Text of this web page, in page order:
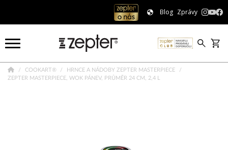
Blog Zprávy
COOKART®
HRNCE A NÁDOBY ZEPTER MASTERPIECE
ZEPTER MASTERPIECE, WOK PÁNEV, PRŮMĚR 24 CM, 2,4 L